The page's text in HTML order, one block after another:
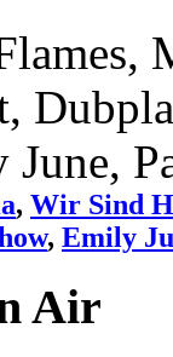
, Wir Sind
, Emily
Air